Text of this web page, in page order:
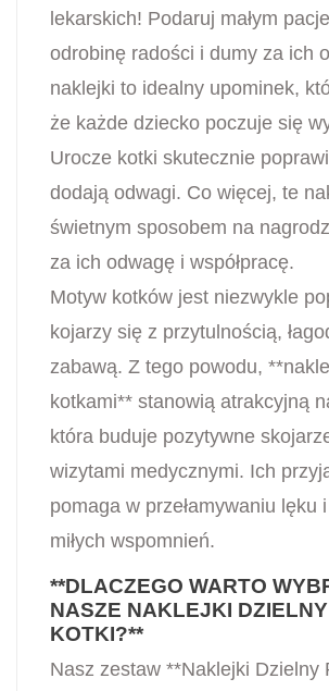
lekarskich! Podaruj małym
odrobinę radości i dumy za ich
naklejki to idealny upominek,
że każde dziecko poczuje się
Urocze kotki skutecznie
dodają odwagi. Co więcej, te
świetnym sposobem na
za ich odwagę i współpracę.
Motyw kotków jest niezwykle
kojarzy się z przytulnością,
zabawą. Z tego powodu,
kotkami** stanowią atrakcyjną
która buduje pozytywne
wizytami medycznymi. Ich
pomaga w przełamywaniu lęku
miłych wspomnień.
**DLACZEGO WARTO
NASZE NAKLEJKI
KOTKI?**
Nasz zestaw **Naklejki Dzielny